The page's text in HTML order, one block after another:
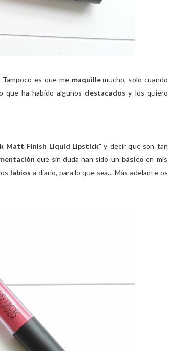
Tampoco es que me maquillemucho, solo cuando
que ha habido algunos destacados y los quiero
Matt Finish Liquid Lipstick" y decir que son tan
que sin duda han sido un básico en mis
labios a diario, para lo que sea... Más adelante os